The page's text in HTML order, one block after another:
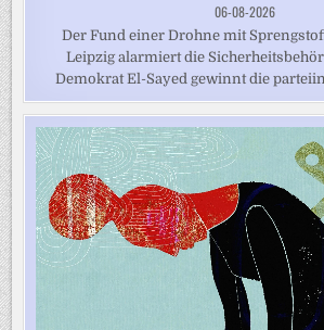
06-08-2026
Der Fund einer Drohne mit
Leipzig alarmiert die
Demokrat El-Sayed gewinnt die